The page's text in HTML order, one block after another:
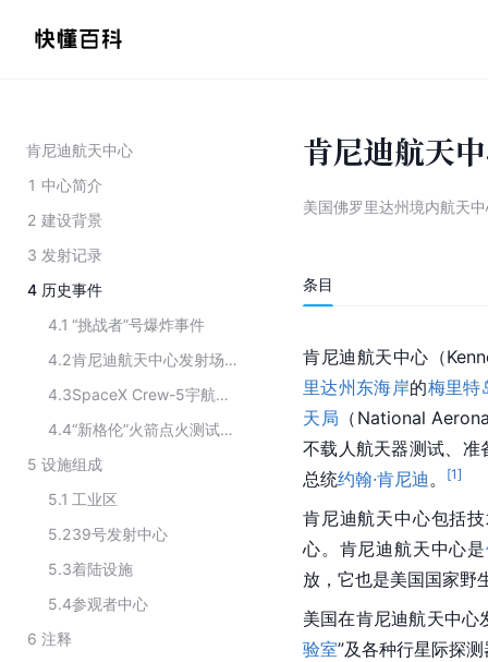
肯尼迪航天中心
1 中心简介
2 建设背景
3 发射记录
4 历史事件
4.1 “挑战者”号爆炸事件
4.2
肯尼迪航天中心发射场爆炸事件
4.3
SpaceX Crew-5宇航员与相会
4.4
“新格伦”火箭点火测试发生爆炸
5 设施组成
5.1 工业区
5.239号发射中心
5.3着陆设施
5.4参观者中心
6 注释
肯尼迪航天
美国佛罗里达州境内航天
条目
肯尼迪航天中心（
里达州东海岸的梅里特
天局 （National
不载人航天器测试、准
总统约翰·肯尼迪 。 [1]
肯尼迪航天中心包括
心。肯尼迪航天中心是
放，它也是美国国家野
美国在肯尼迪航天中心
验室”及各种行星际探